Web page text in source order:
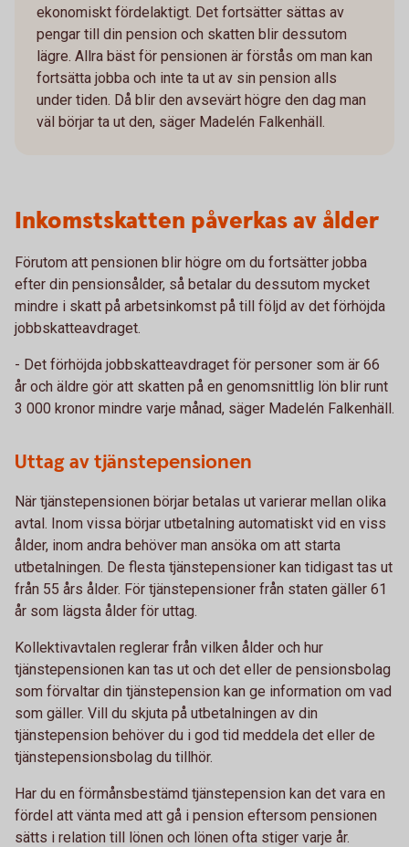
ekonomiskt fördelaktigt. Det fortsätter sättas av
pengar till din pension och skatten blir dessutom
lägre. Allra bäst för pensionen är förstås om man kan
fortsätta jobba och inte ta ut av sin pension alls
under tiden. Då blir den avsevärt högre den dag man
väl börjar ta ut den, säger Madelén Falkenhäll.
Inkomstskatten påverkas av ålder
Förutom att pensionen blir högre om du fortsätter jobba
efter din pensionsålder, så betalar du dessutom mycket
mindre i skatt på arbetsinkomst på till följd av det förhöjda
jobbskatteavdraget.
- Det förhöjda jobbskatteavdraget för personer som är 66
år och äldre gör att skatten på en genomsnittlig lön blir runt
3 000 kronor mindre varje månad, säger Madelén Falkenhäll.
Uttag av tjänstepensionen
När tjänstepensionen börjar betalas ut varierar mellan olika
avtal. Inom vissa börjar utbetalning automatiskt vid en viss
ålder, inom andra behöver man ansöka om att starta
utbetalningen. De flesta tjänstepensioner kan tidigast tas ut
från 55 års ålder. För tjänstepensioner från staten gäller 61
år som lägsta ålder för uttag.
Kollektivavtalen reglerar från vilken ålder och hur
tjänstepensionen kan tas ut och det eller de pensionsbolag
som förvaltar din tjänstepension kan ge information om vad
som gäller. Vill du skjuta på utbetalningen av din
tjänstepension behöver du i god tid meddela det eller de
tjänstepensionsbolag du tillhör.
Har du en förmånsbestämd tjänstepension kan det vara en
fördel att vänta med att gå i pension eftersom pensionen
sätts i relation till lönen och lönen ofta stiger varje år.